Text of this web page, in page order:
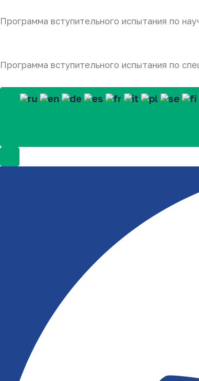
Программа вступительного испытания по
Программа вступительного испытания по